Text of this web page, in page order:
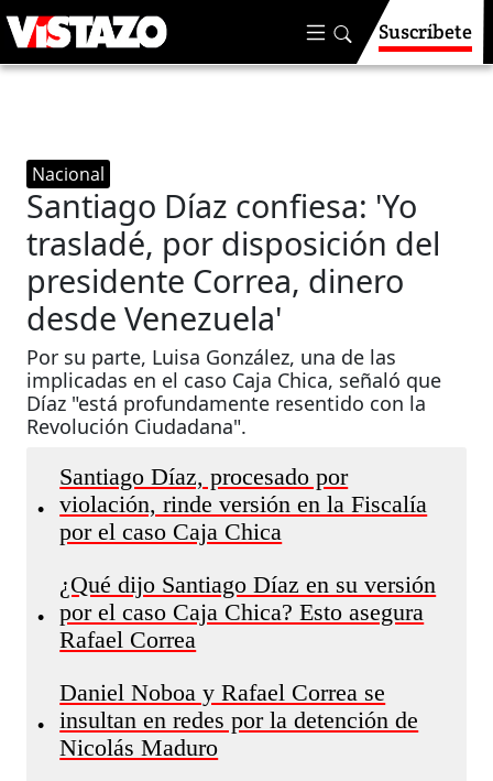
Suscríbete
Nacional
Santiago Díaz confiesa: 'Yo
trasladé, por disposición del
presidente Correa, dinero
desde Venezuela'
Por su parte, Luisa González, una de las
implicadas en el caso Caja Chica, señaló que
Díaz "está profundamente resentido con la
Revolución Ciudadana".
•
Santiago Díaz, procesado por
violación, rinde versión en la Fiscalía
por el caso Caja Chica
•
¿Qué dijo Santiago Díaz en su versión
por el caso Caja Chica? Esto asegura
Rafael Correa
•
Daniel Noboa y Rafael Correa se
insultan en redes por la detención de
Nicolás Maduro